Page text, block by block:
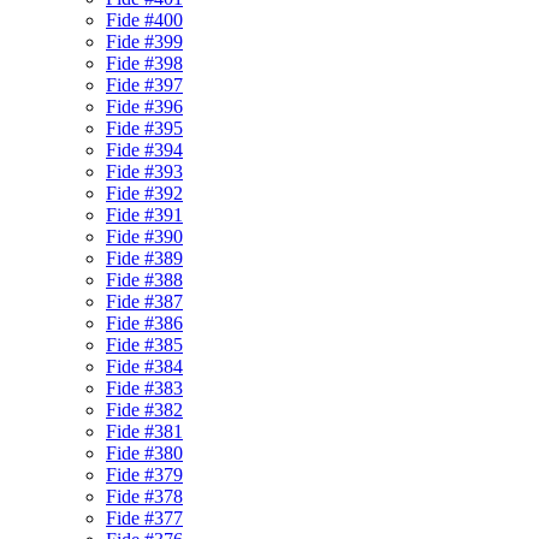
Fide #400
Fide #399
Fide #398
Fide #397
Fide #396
Fide #395
Fide #394
Fide #393
Fide #392
Fide #391
Fide #390
Fide #389
Fide #388
Fide #387
Fide #386
Fide #385
Fide #384
Fide #383
Fide #382
Fide #381
Fide #380
Fide #379
Fide #378
Fide #377